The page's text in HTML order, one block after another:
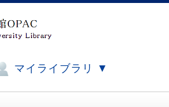
マイライブラリ ▼